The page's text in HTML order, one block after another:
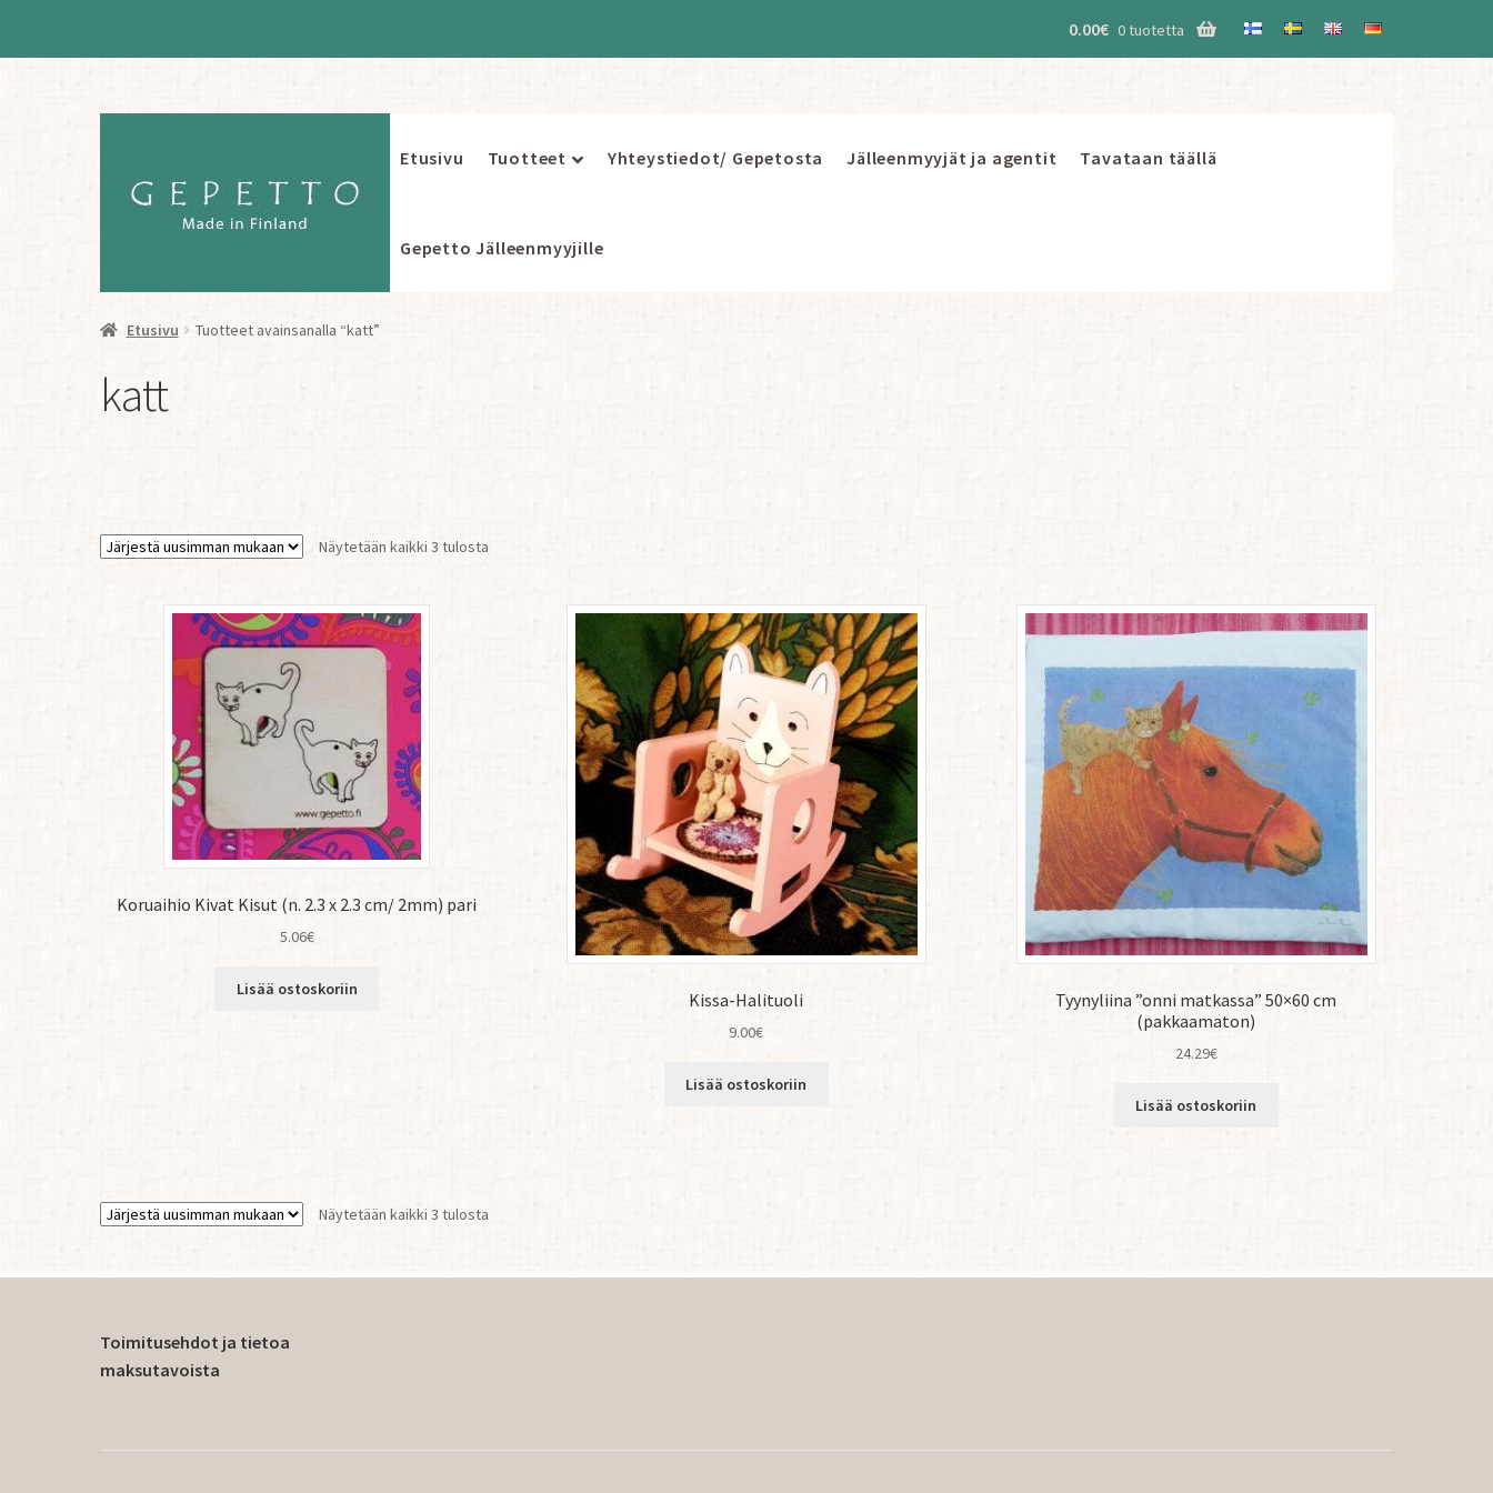
0.00€ 0 tuotetta
Siirry
Siirry
Etusivu Tuotteet Yhteystiedot/ Gepetosta Jälleenmyyjät ja agentit Tavataan täällä
Gepetto Jälleenmyyjille
Etusivu Tuotteet avainsanalla “katt”
katt
Näytetään kaikki 3 tulosta
Koruaihio Kivat Kisut (n. 2.3 x 2.3 cm/ 2mm) pari
5.06€
Lisää ostoskoriin Kissa-Halituoli
9.00€
Lisää ostoskoriin
Tyynyliina ”onni matkassa” 50×60 cm
(pakkaamaton)
24.29€
Lisää ostoskoriin
Näytetään kaikki 3 tulosta
Toimitusehdot ja tietoa
maksutavoista